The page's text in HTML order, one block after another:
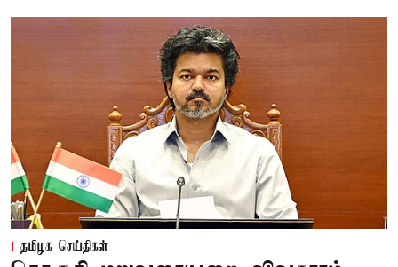
தமிழக செய்திகள்